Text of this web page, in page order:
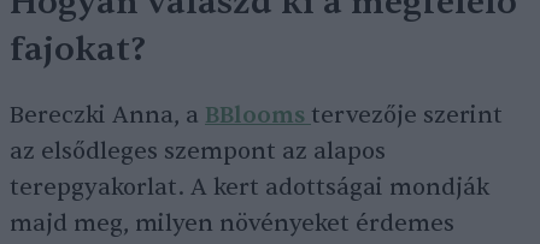
fajokat?
Bereczki Anna, a BBlooms tervezője szerint
az elsődleges szempont az alapos
terepgyakorlat. A kert adottságai mondják
majd meg, milyen növényeket érdemes